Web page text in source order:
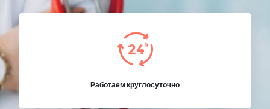
Работаем круглосуточно